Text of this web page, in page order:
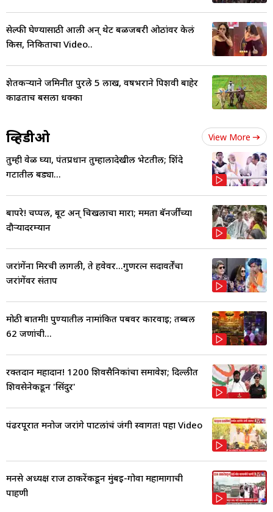
सेल्फी घेण्यासाठी आली अन् थेट बळजबरी ओठांवर केलं
किस, निकिताचा Video..
शेतकऱ्याने जमिनीत पुरले 5 लाख, वर्षभराने पिशवी बाहेर
काढताच बसला धक्का
व्हिडीओ View More
तुम्ही वेळ घ्या, पंतप्रधान तुम्हालादेखील भेटतील; शिंदे
गटातील बड्या...
बापरे! चप्पल, बूट अन् चिखलाचा मारा; ममता बॅनर्जींच्या
दौऱ्यादरम्यान
जरांगेंना मिरची लागली, ते हवेवर...गुणरत्न सदावर्तेंचा
जरांगेंवर संताप
मोठी बातमी! पुण्यातील नामांकित पबवर कारवाई; तब्बल
62 जणांची...
रक्तदान महादान! 1200 शिवसैनिकांचा समावेश; दिल्लीत
शिवसेनेकडून 'सिंदुर'
पंढरपूरात मनोज जरांगे पाटलांचं जंगी स्वागत! पहा Video
मनसे अध्यक्ष राज ठाकरेंकडून मुंबई-गोवा महामार्गाची
पाहणी